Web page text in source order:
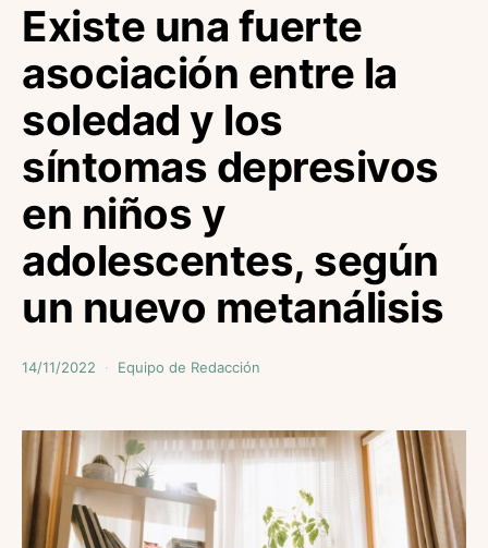
Existe una fuerte
asociación entre la
soledad y los
síntomas depresivos
en niños y
adolescentes, según
un nuevo metanálisis
14/11/2022 Equipo de Redacción